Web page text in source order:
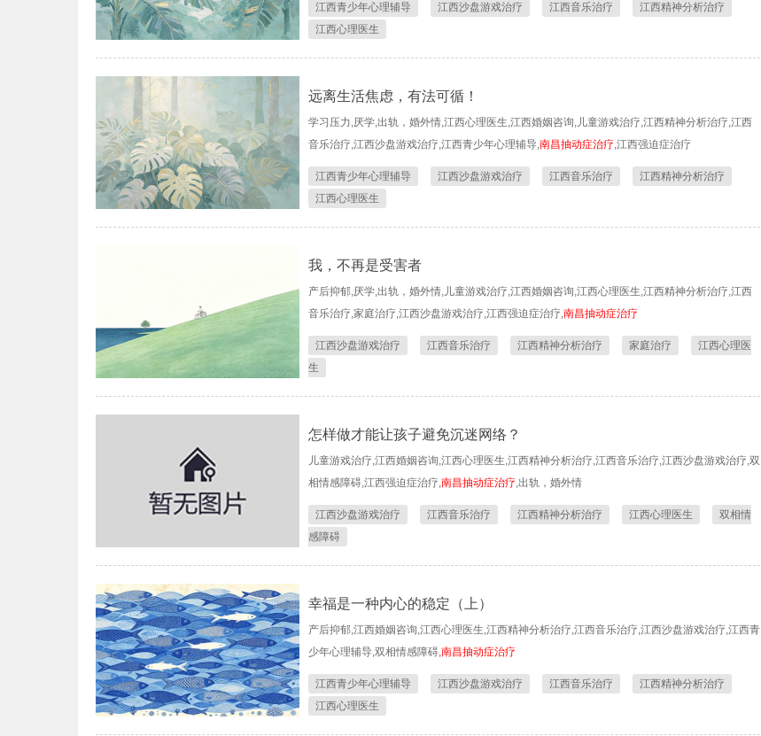
江西青少年心理辅导 江西沙盘游戏治疗 江西音乐治疗
江西精神分析治疗
江西心理医生
远离生活焦虑，有法可循！
学习压力,厌学,出轨，婚外情,江西心理医生,江西婚姻咨询,儿童游戏治疗,江西精神分析治疗,江西
音乐治疗,江西沙盘游戏治疗,江西青少年心理辅导,南昌抽动症治疗,江西强迫症治疗
江西青少年心理辅导 江西沙盘游戏治疗 江西音乐治疗
江西精神分析治疗
江西心理医生
我，不再是受害者
产后抑郁,厌学,出轨，婚外情,儿童游戏治疗,江西婚姻咨询,江西心理医生,江西精神分析治疗,江西
音乐治疗,家庭治疗,江西沙盘游戏治疗,江西强迫症治疗,南昌抽动症治疗
江西沙盘游戏治疗 江西音乐治疗 江西精神分析治疗 家庭治疗
江西心理医
生
怎样做才能让孩子避免沉迷网络？
儿童游戏治疗,江西婚姻咨询,江西心理医生,江西精神分析治疗,江西音乐治疗,江西沙盘游戏治疗,双
相情感障碍,江西强迫症治疗,南昌抽动症治疗,出轨，婚外情
江西沙盘游戏治疗 江西音乐治疗 江西精神分析治疗 江西心理医生
双相情
感障碍
幸福是一种内心的稳定（上）
产后抑郁,江西婚姻咨询,江西心理医生,江西精神分析治疗,江西音乐治疗,江西沙盘游戏治疗,江西青
少年心理辅导,双相情感障碍,南昌抽动症治疗
江西青少年心理辅导 江西沙盘游戏治疗 江西音乐治疗
江西精神分析治疗
江西心理医生